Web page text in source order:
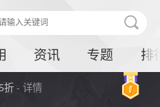
资讯 专题 排
折 - 详情